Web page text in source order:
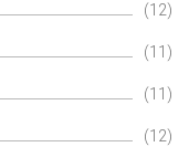
(12)
(11)
(11)
(12)